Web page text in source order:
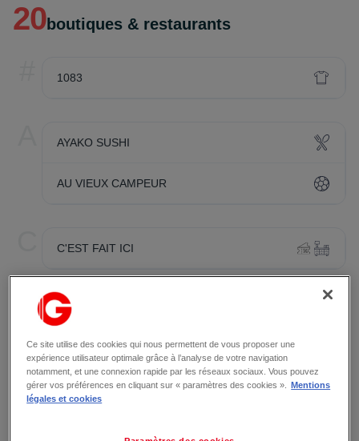
20boutiques & restaurants
1083
AYAKO SUSHI
AU VIEUX CAMPEUR
C'EST FAIT ICI
D DECATHLON
G GRENOBLE EQUITABLE
Ce site utilise des cookies qui nous permettent de vous proposer une
expérience utilisateur optimale grâce à l’analyse de votre navigation
notamment, et une connexion rapide par les réseaux sociaux. Vous pouvez
gérer vos préférences en cliquant sur « paramètres des cookies ».
Mentions
légales et cookies